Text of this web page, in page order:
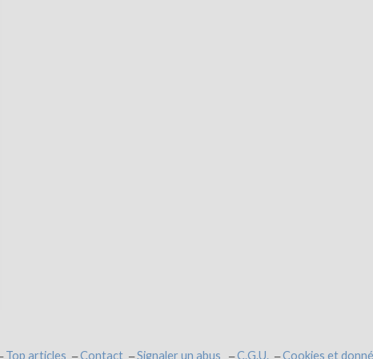
Top articles Contact Signaler un abus C.G.U. Cookies et